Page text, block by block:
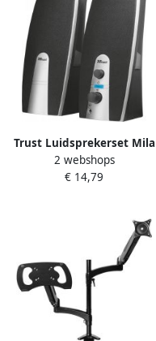
Trust Luidsprekerset Mila
USB 2.0
2 webshops
€ 14,79